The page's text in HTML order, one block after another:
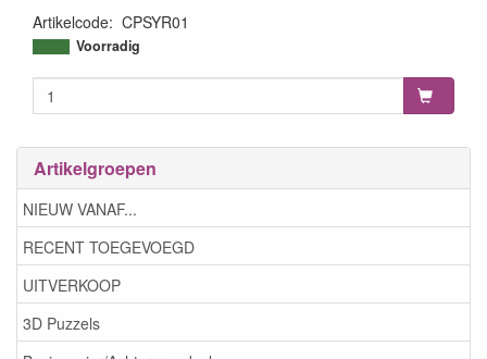
Artikelgroepen
NIEUW VANAF...
RECENT TOEGEVOEGD
UITVERKOOP
3D Puzzels
Artikelcode: CPSYR01
4511338048924
Voorradig